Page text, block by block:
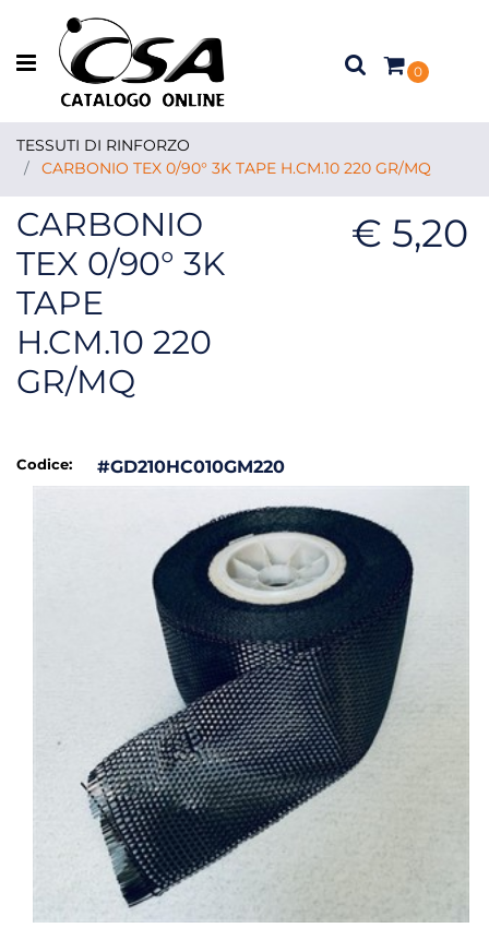
Open menu
0
TESSUTI DI RINFORZO
CARBONIO TEX 0/90° 3K TAPE H.CM.10 220 GR/MQ
CARBONIO
TEX 0/90° 3K
TAPE
H.CM.10 220
GR/MQ
€ 5,20
Codice: #GD210HC010GM220